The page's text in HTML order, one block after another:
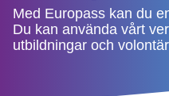
Med Europass kan du
Du kan använda vårt
utbildningar och